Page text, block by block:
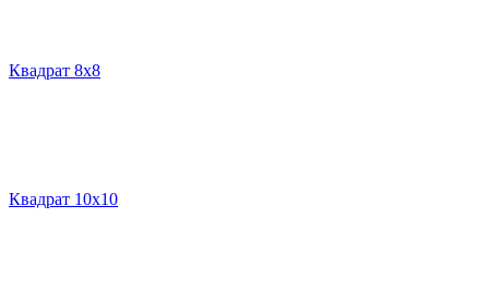
Квадрат 8х8
Квадрат 10х10